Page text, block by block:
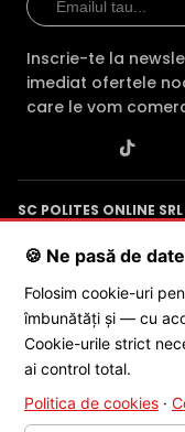
Inscrie-te la
imediat ofertele
care le vom
SC POLITES ONLINE SRL
Poenaru, Nr. 1, Craiova,
©
🍪 Ne pasă de
Folosim cookie-uri
îmbunătăți și — cu
Cookie-urile strict
ai control total.
Politica de cookies ·